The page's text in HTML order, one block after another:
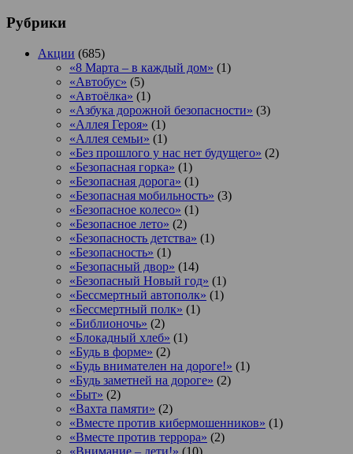
Рубрики
Акции (685)
«8 Марта – в каждый дом» (1)
«Автобус» (5)
«Автоёлка» (1)
«Азбука дорожной безопасности» (3)
«Аллея Героя» (1)
«Аллея семьи» (1)
«Без прошлого у нас нет будущего» (2)
«Безопасная горка» (1)
«Безопасная дорога» (1)
«Безопасная мобильность» (3)
«Безопасное колесо» (1)
«Безопасное лето» (2)
«Безопасность детства» (1)
«Безопасность» (1)
«Безопасный двор» (14)
«Безопасный Новый год» (1)
«Бессмертный автополк» (1)
«Бессмертный полк» (1)
«Библионочь» (2)
«Блокадный хлеб» (1)
«Будь в форме» (2)
«Будь внимателен на дороге!» (1)
«Будь заметней на дороге» (2)
«Быт» (2)
«Вахта памяти» (2)
«Вместе против кибермошенников» (1)
«Вместе против террора» (2)
«Внимание – дети!» (10)